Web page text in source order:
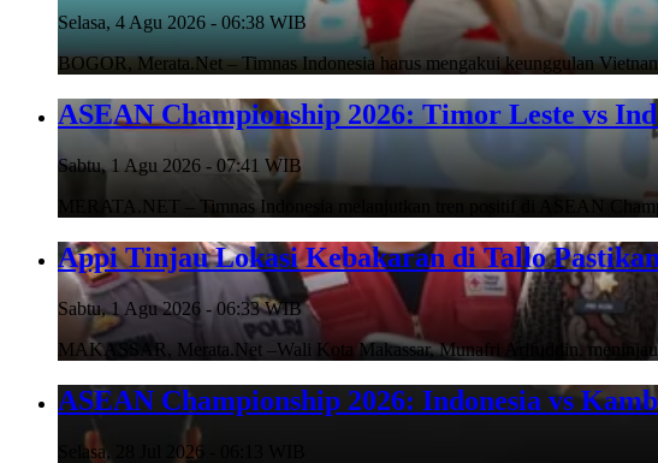
Selasa, 4 Agu 2026 - 06:38 WIB
BOGOR, Merata.Net – Timnas Indonesia harus mengakui keunggulan
ASEAN Championship 2026: Timor Leste vs
Sabtu, 1 Agu 2026 - 07:41 WIB
MERATA.NET – Timnas Indonesia melanjutkan tren positif di ASEAN
Appi Tinjau Lokasi Kebakaran di Tallo
Sabtu, 1 Agu 2026 - 06:33 WIB
MAKASSAR, Merata.Net –Wali Kota Makassar, Munafri Arifuddin,
ASEAN Championship 2026: Indonesia vs
Selasa, 28 Jul 2026 - 06:13 WIB